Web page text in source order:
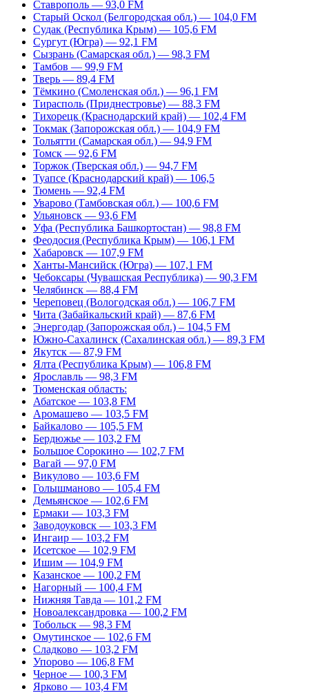
Ставрополь — 93,0 FM
Старый Оскол (Белгородская обл.) — 104,0 FM
Судак (Республика Крым) — 105,6 FM
Сургут (Югра) — 92,1 FM
Сызрань (Самарская обл.) — 98,3 FM
Тамбов — 99,9 FM
Тверь — 89,4 FM
Тёмкино (Смоленская обл.) — 96,1 FM
Тирасполь (Приднестровье) — 88,3 FM
Тихорецк (Краснодарский край) — 102,4 FM
Токмак (Запорожская обл.) — 104,9 FM
Тольятти (Самарская обл.) — 94,9 FM
Томск — 92,6 FM
Торжок (Тверская обл.) — 94,7 FM
Туапсе (Краснодарский край) — 106,5
Тюмень — 92,4 FM
Уварово (Тамбовская обл.) — 100,6 FM
Ульяновск — 93,6 FM
Уфа (Республика Башкортостан) — 98,8 FM
Феодосия (Республика Крым) — 106,1 FM
Хабаровск — 107,9 FM
Ханты-Мансийск (Югра) — 107,1 FM
Чебоксары (Чувашская Республика) — 90,3 FM
Челябинск — 88,4 FM
Череповец (Вологодская обл.) — 106,7 FM
Чита (Забайкальский край) — 87,6 FM
Энергодар (Запорожская обл.) – 104,5 FM
Южно-Сахалинск (Сахалинская обл.) — 89,3 FM
Якутск — 87,9 FM
Ялта (Республика Крым) — 106,8 FM
Ярославль — 98,3 FM
Тюменская область:
Абатское — 103,8 FM
Аромашево — 103,5 FM
Байкалово — 105,5 FM
Бердюжье — 103,2 FM
Большое Сорокино — 102,7 FM
Вагай — 97,0 FM
Викулово — 103,6 FM
Голышманово — 105,4 FM
Демьянское — 102,6 FM
Ермаки — 103,3 FM
Заводоуковск — 103,3 FM
Ингаир — 103,2 FM
Исетское — 102,9 FM
Ишим — 104,9 FM
Казанское — 100,2 FM
Нагорный — 100,4 FM
Нижняя Тавда — 101,2 FM
Новоалександровка — 100,2 FM
Тобольск — 98,3 FM
Омутинское — 102,6 FM
Сладково — 103,2 FM
Упорово — 106,8 FM
Черное — 100,3 FM
Ярково — 103,4 FM